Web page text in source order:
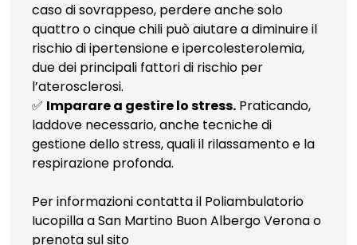
caso di sovrappeso, perdere anche solo
quattro o cinque chili può aiutare a diminuire il
rischio di ipertensione e ipercolesterolemia,
due dei principali fattori di rischio per
l’aterosclerosi.
✅ Imparare a gestire lo stress. Praticando,
laddove necessario, anche tecniche di
gestione dello stress, quali il rilassamento e la
respirazione profonda.
Per informazioni contatta il Poliambulatorio
Iucopilla a San Martino Buon Albergo Verona o
prenota sul sito